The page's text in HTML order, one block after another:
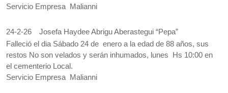
Servicio Empresa Malianni
24-2-26
Josefa Haydee Abrigu Aberastegui “Pepa”
Falleció el dia Sábado 24 de enero a la edad de 88 años, sus
restos No son velados y serán inhumados, lunes Hs 10:00 en
el cementerio Local.
Servicio Empresa Malianni